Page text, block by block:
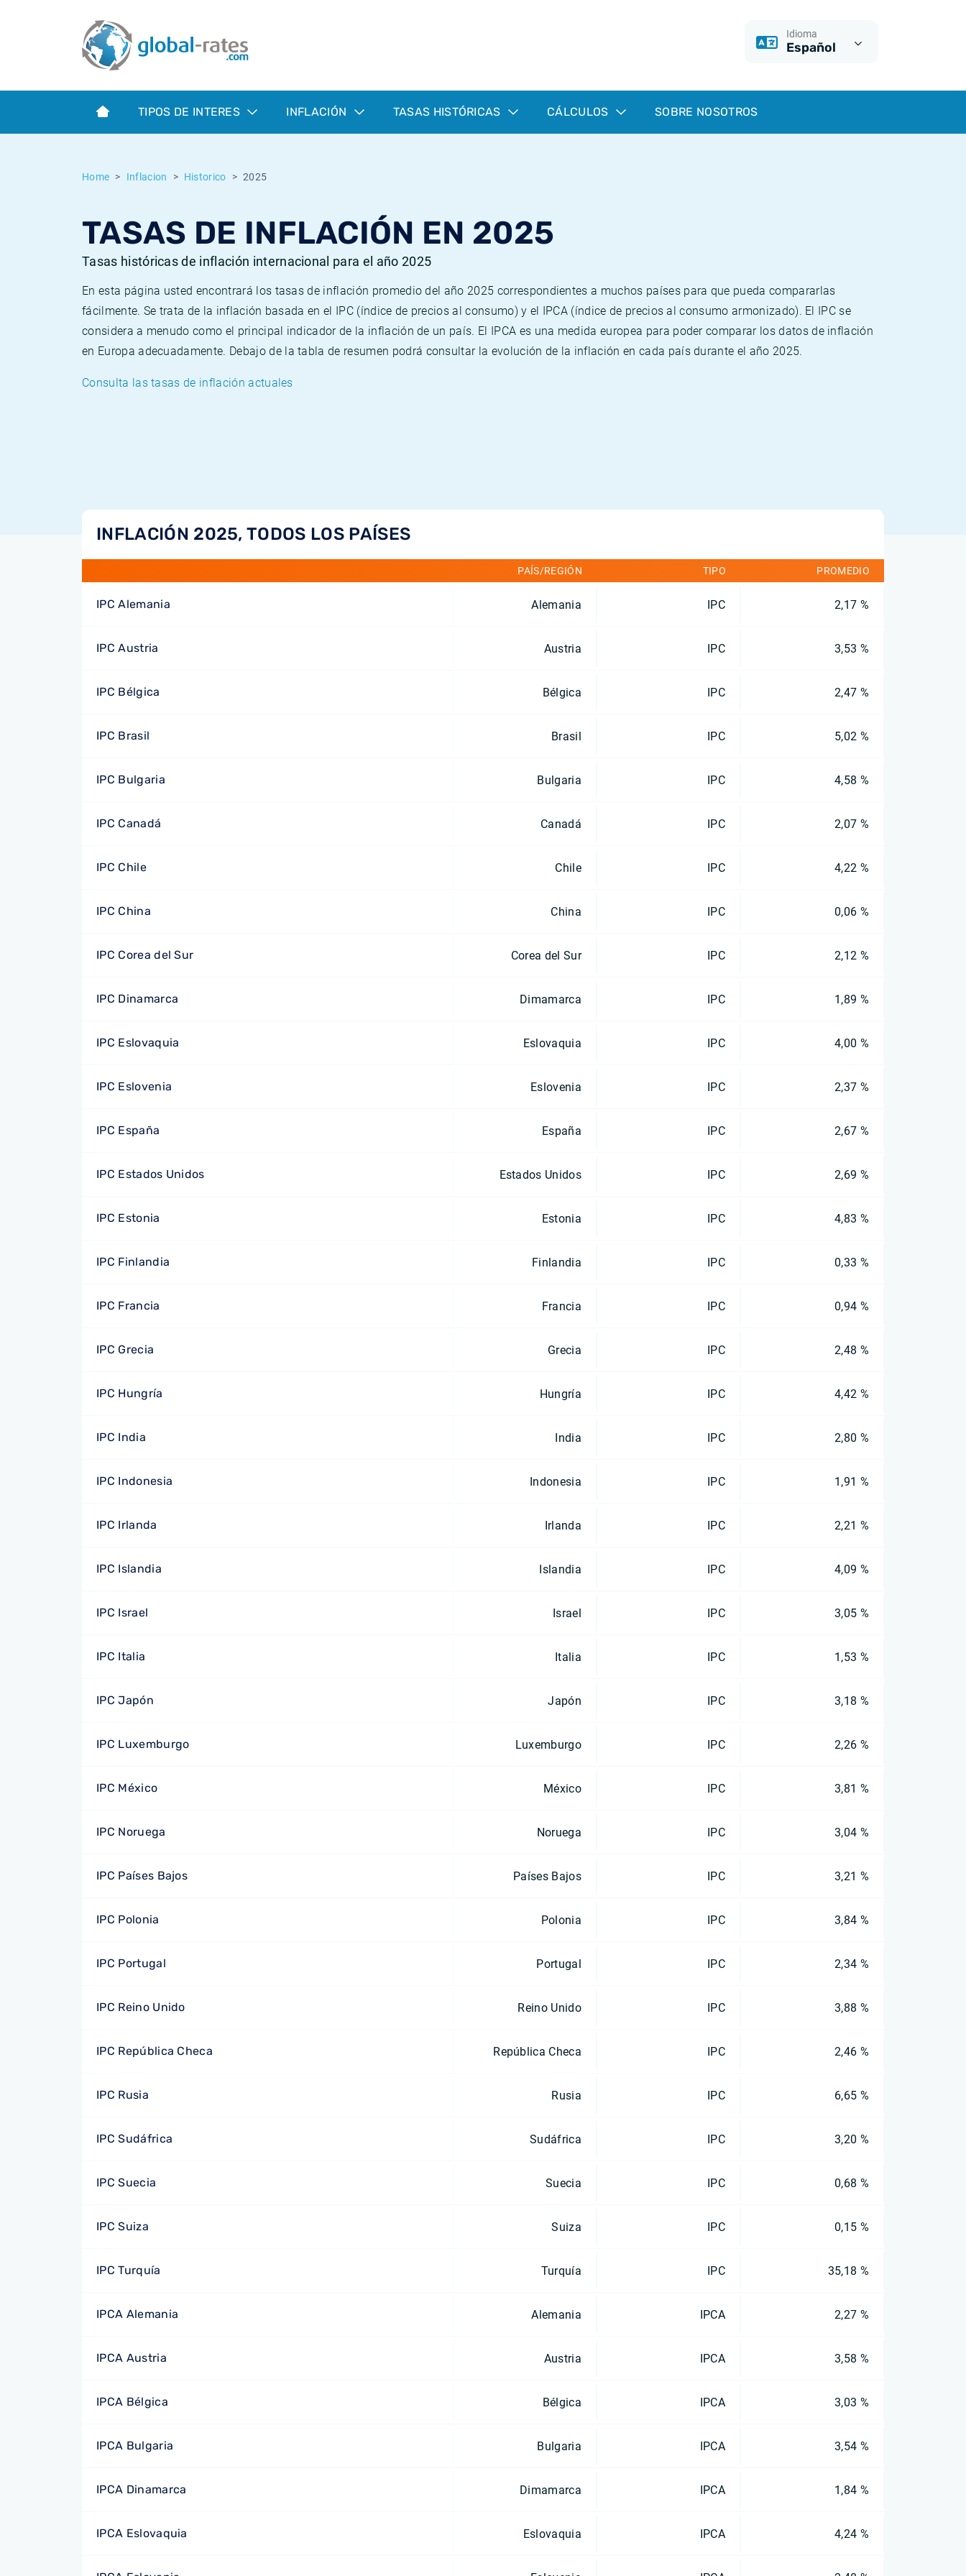
Idioma
Español
TIPOS DE INTERES INFLACIÓN TASAS HISTÓRICAS CÁLCULOS SOBRE NOSOTROS
Home Inflacion Historico 2025
TASAS DE INFLACIÓN EN 2025
Tasas históricas de inflación internacional para el año 2025
En esta página usted encontrará los tasas de inflación promedio del año 2025 correspondientes a muchos países para que pueda compararlas
fácilmente. Se trata de la inflación basada en el IPC (índice de precios al consumo) y el IPCA (índice de precios al consumo armonizado). El IPC se
considera a menudo como el principal indicador de la inflación de un país. El IPCA es una medida europea para poder comparar los datos de inflación
en Europa adecuadamente. Debajo de la tabla de resumen podrá consultar la evolución de la inflación en cada país durante el año 2025.
Consulta las tasas de inflación actuales
INFLACIÓN 2025, TODOS LOS PAÍSES
PAÍS/REGIÓN TIPO PROMEDIO
IPC Alemania Alemania IPC 2,17 %
IPC Austria Austria IPC 3,53 %
IPC Bélgica Bélgica IPC 2,47 %
IPC Brasil Brasil IPC 5,02 %
IPC Bulgaria Bulgaria IPC 4,58 %
IPC Canadá Canadá IPC 2,07 %
IPC Chile Chile IPC 4,22 %
IPC China China IPC 0,06 %
IPC Corea del Sur Corea del Sur IPC 2,12 %
IPC Dinamarca Dimamarca IPC 1,89 %
IPC Eslovaquia Eslovaquia IPC 4,00 %
IPC Eslovenia Eslovenia IPC 2,37 %
IPC España España IPC 2,67 %
IPC Estados Unidos Estados Unidos IPC 2,69 %
IPC Estonia Estonia IPC 4,83 %
IPC Finlandia Finlandia IPC 0,33 %
IPC Francia Francia IPC 0,94 %
IPC Grecia Grecia IPC 2,48 %
IPC Hungría Hungría IPC 4,42 %
IPC India India IPC 2,80 %
IPC Indonesia Indonesia IPC 1,91 %
IPC Irlanda Irlanda IPC 2,21 %
IPC Islandia Islandia IPC 4,09 %
IPC Israel Israel IPC 3,05 %
IPC Italia Italia IPC 1,53 %
IPC Japón Japón IPC 3,18 %
IPC Luxemburgo Luxemburgo IPC 2,26 %
IPC México México IPC 3,81 %
IPC Noruega Noruega IPC 3,04 %
IPC Países Bajos Países Bajos IPC 3,21 %
IPC Polonia Polonia IPC 3,84 %
IPC Portugal Portugal IPC 2,34 %
IPC Reino Unido Reino Unido IPC 3,88 %
IPC República Checa República Checa IPC 2,46 %
IPC Rusia Rusia IPC 6,65 %
IPC Sudáfrica Sudáfrica IPC 3,20 %
IPC Suecia Suecia IPC 0,68 %
IPC Suiza Suiza IPC 0,15 %
IPC Turquía Turquía IPC 35,18 %
IPCA Alemania Alemania IPCA 2,27 %
IPCA Austria Austria IPCA 3,58 %
IPCA Bélgica Bélgica IPCA 3,03 %
IPCA Bulgaria Bulgaria IPCA 3,54 %
IPCA Dinamarca Dimamarca IPCA 1,84 %
IPCA Eslovaquia Eslovaquia IPCA 4,24 %
Term SOFR
¿Qué es la inflación IPC?
¿Qué es la inflación IPCA?
Inflación Mexicano - IPC
Euribor - histórico
ESTER - histórico
Calculadora de inflación